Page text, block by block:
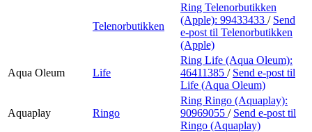
Telenorbutikken
Ring Telenorbutikken
(Apple): 99433433 / Send
e-post til Telenorbutikken
(Apple)
Aqua Oleum Life
Ring Life (Aqua Oleum):
46411385 / Send e-post til
Life (Aqua Oleum)
Aquaplay Ringo
Ring Ringo (Aquaplay):
90969055 / Send e-post til
Ringo (Aquaplay)